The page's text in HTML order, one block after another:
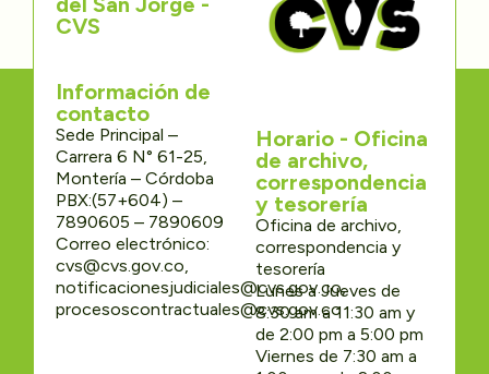
CVS
Información de
contacto
Sede Principal –
Carrera 6 N° 61-25,
Montería – Córdoba
PBX:(57+604) –
7890605 – 7890609
Correo electrónico:
cvs@cvs.gov.co,
notificacionesjudiciales@cvs.gov.co,
procesoscontractuales@cvs.gov.co
Horario - Oficina
de archivo,
correspondencia
y tesorería
Oficina de archivo,
correspondencia y
tesorería
Lunes a Jueves de
8:30 am a 11:30 am y
de 2:00 pm a 5:00 pm
Viernes de 7:30 am a